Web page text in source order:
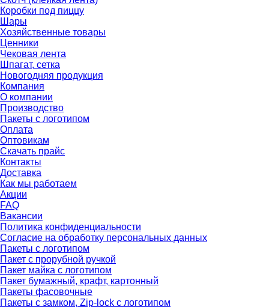
Коробки под пиццу
Шары
Хозяйственные товары
Ценники
Чековая лента
Шпагат, сетка
Новогодняя продукция
Компания
О компании
Производство
Пакеты с логотипом
Оплата
Оптовикам
Скачать прайс
Контакты
Доставка
Как мы работаем
Акции
FAQ
Вакансии
Политика конфиденциальности
Согласие на обработку персональных данных
Пакеты с логотипом
Пакет с прорубной ручкой
Пакет майка с логотипом
Пакет бумажный, крафт, картонный
Пакеты фасовочные
Пакеты с замком, Zip-lock с логотипом